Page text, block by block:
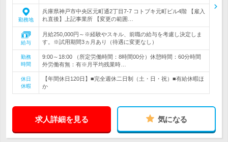
勤務地
兵庫県神戸市中央区元町通2丁目7-7 コトブキ元町ビル4階 【雇入
れ直後】上記事業所 【変更の範囲…
給与
月給250,000円～※経験やスキル、前職の給与を考慮し決定しま
す。※試用期間3ヵ月あり（待遇に変更なし）
勤務
時間
9:00～18:00 （所定労働時間：8時間00分）休憩時間：60分時間
外労働有無：有※月平均残業時…
休日
休暇
【年間休日120日】■完全週休二日制（土・日・祝）■有給休暇ほ
か
求人詳細を見る 気になる